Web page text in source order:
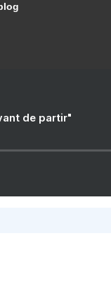
de partir"